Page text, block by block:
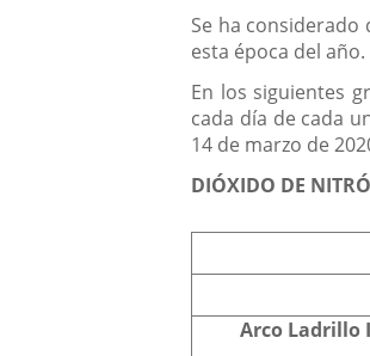
Se ha
esta época del año.
En los siguientes
cada día de cada
14 de marzo de
DIÓXIDO DE
Arco Ladrillo